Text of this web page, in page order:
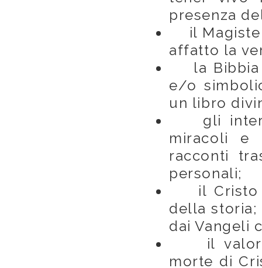
presenza
il
affatto la
la Bibbia
e/o
un libro
gli
miracoli e
racconti
personali;
il Cristo
della storia;
dai Vangeli
il valore
morte di